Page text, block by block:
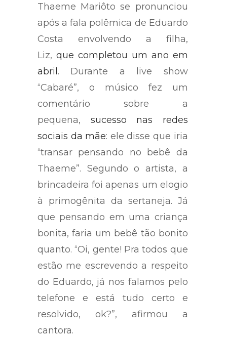
Thaeme Mariôto se pronunciou
após a fala polêmica de Eduardo
Costa envolvendo a filha,
Liz, que completou um ano em
abril . Durante a live show
“Cabaré”, o músico fez um
comentário sobre a
pequena, sucesso nas redes
sociais da mãe: ele disse que iria
“transar pensando no bebê da
Thaeme”. Segundo o artista, a
brincadeira foi apenas um elogio
à primogênita da sertaneja. Já
que pensando em uma criança
bonita, faria um bebê tão bonito
quanto. “Oi, gente! Pra todos que
estão me escrevendo a respeito
do Eduardo, já nos falamos pelo
telefone e está tudo certo e
resolvido, ok?”, afirmou a
cantora.